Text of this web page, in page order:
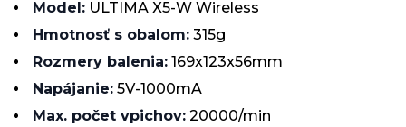
Model: ULTIMA X5-W Wireless
Hmotnosť s obalom: 315g
Rozmery balenia: 169x123x56mm
Napájanie: 5V-1000mA
Max. počet vpichov: 20000/min